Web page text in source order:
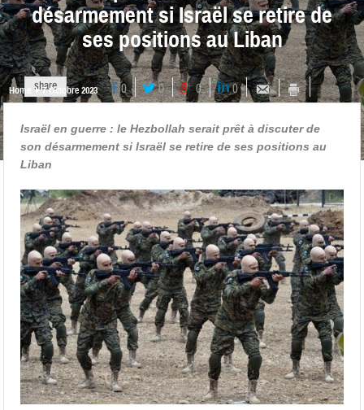
désarmement si Israël se retire de
ses positions au Liban
share 0 0 0 0
Home 7 Octobre 2023
Israël en guerre : le Hezbollah serait prêt à discuter de
son désarmement si Israël se retire de ses positions au
Liban